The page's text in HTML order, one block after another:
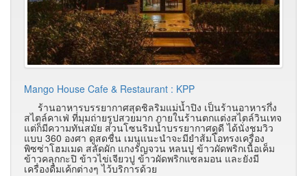
Mango House Cafe & Restaurant : KPP
ร้านอาหารบรรยากาศสุดชิลริมแม่น้ำปิง เป็นร้านอาหารกึ่ง
สไตล์คาเฟ่ ที่มุมถ่ายรูปสวยมาก ภายในร้านตกแต่งสไตล์วินเทจ
แต่ก็มีความทันสมัย ส่วนโซนริมน้ำบรรยากาศดูดี ได้นั่งชมวิว
แบบ 360 องศา ดูสดชื่น เมนูแนะนำจะมียำส้มโอทรงเครื่อง
พิซซ่าโฮมเมด สลัดผัก แกงรัญจวน หลนปู ข้าวผัดพริกเนื้อเค็ม
ข้าวคลุกกะปิ ข้าวไข่เจียวปู ข้าวผัดพริกแซลมอน และยังมี
เครื่องดื่มเค้กต่างๆ ไว้บริการด้วย